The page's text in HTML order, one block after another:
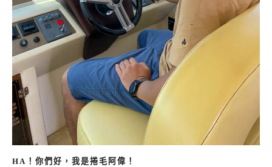
HA！你們好，我是捲毛阿偉！